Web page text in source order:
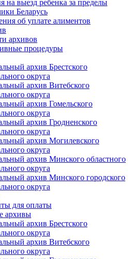
на выезд ребенка за пределы
Беларусь
об уплате алиментов
архивов
процедуры
архив Брестского
округа
архив Витебского
округа
архив Гомельского
округа
архив Гродненского
округа
архив Могилевского
округа
архив Минского областного
округа
архив Минского городского
округа
для оплаты
архивы
архив Брестского
округа
архив Витебского
округа